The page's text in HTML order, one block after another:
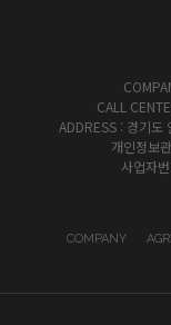
CALL
ADDRESS : 경기
개인정보
사업자
COMPANY